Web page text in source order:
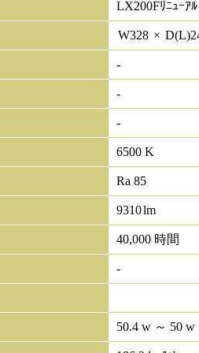
LX200Fﾘﾆｭｰｱﾙ
W328 × D(L)
-
-
-
6500 K
Ra 85
9310lm
40,000 時間
-
50.4 w ～ 50 w